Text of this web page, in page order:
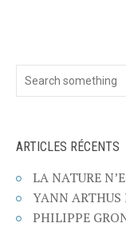
ARTICLES RÉCENTS
LA NATURE
YANN ARTHUS
PHILIPPE